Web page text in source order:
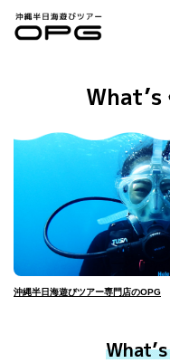
シュノーケリング
マリンスポーツ
What’s
沖縄半日海遊びツアー専門店のOPG